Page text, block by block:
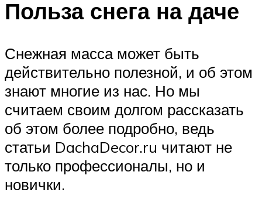
Польза снега на даче
Снежная масса может быть
действительно полезной, и об этом
знают многие из нас. Но мы
считаем своим долгом рассказать
об этом более подробно, ведь
статьи DachaDecor.ru читают не
только профессионалы, но и
новички.